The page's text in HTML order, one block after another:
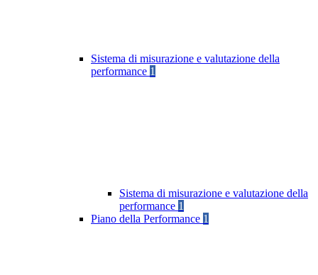
Sistema di misurazione e valutazione della
performance 1
Sistema di misurazione e valutazione della
performance 1
Piano della Performance 1